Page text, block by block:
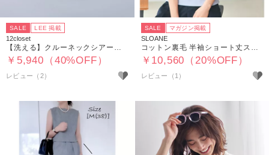
SALE LEE 掲載
12closet
【洗える】クルーネックシアーカットソー
￥5,940（40%OFF）
レビュー（2）
SALE マガジン掲載
SLOANE
コットン裏毛 半袖ショート丈スウェット
￥10,560（20%OFF）
レビュー（1）